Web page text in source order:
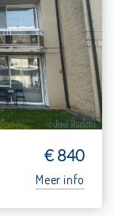
€ 840
Meer info